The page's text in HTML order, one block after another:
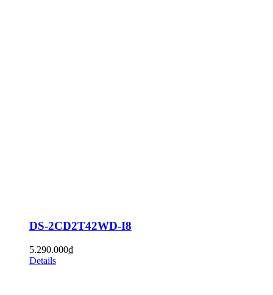
DS-2CD2T42WD-I8
5.290.000₫
Details